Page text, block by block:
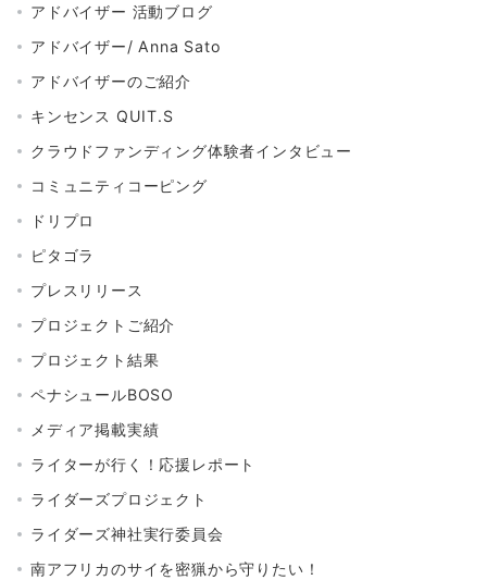
アドバイザー 活動ブログ
アドバイザー/ Anna Sato
アドバイザーのご紹介
キンセンス QUIT.S
クラウドファンディング体験者インタビュー
コミュニティコーピング
ドリプロ
ピタゴラ
プレスリリース
プロジェクトご紹介
プロジェクト結果
ペナシュールBOSO
メディア掲載実績
ライターが行く！応援レポート
ライダーズプロジェクト
ライダーズ神社実行委員会
南アフリカのサイを密猟から守りたい！